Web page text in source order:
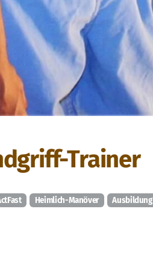
Trainer
Heimlich-Manöver Ausbildung